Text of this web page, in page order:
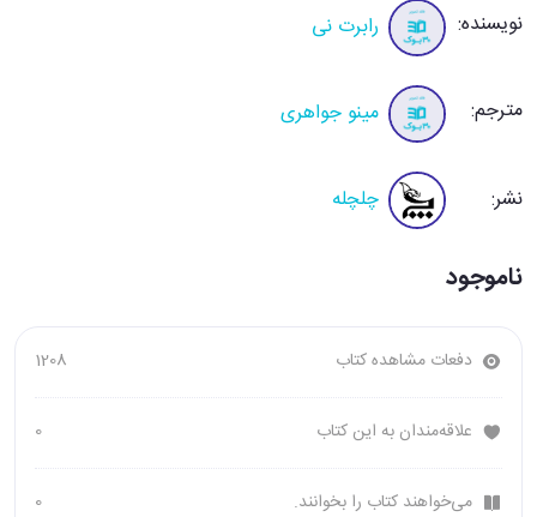
نویسنده: رابرت نی
مترجم: مینو جواهری
نشر: چلچله
ناموجود
دفعات مشاهده کتاب 1208
علاقه‌مندان به این کتاب 0
می‌خواهند کتاب را بخوانند. 0